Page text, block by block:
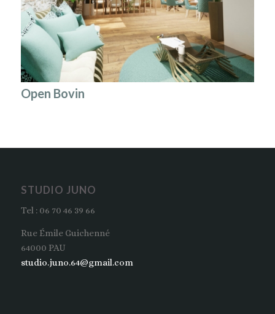
Open Bovin
STUDIO JUNO
Tel : 06 70 46 39 66
Rue Émile Guichenné
64000 PAU
studio.juno.64@gmail.com